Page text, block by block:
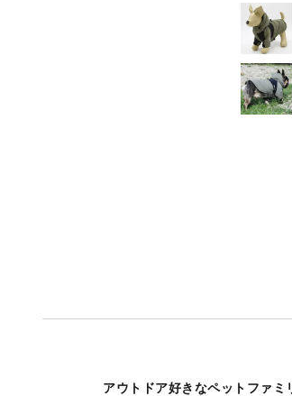
アウトドア好きなペットファミ